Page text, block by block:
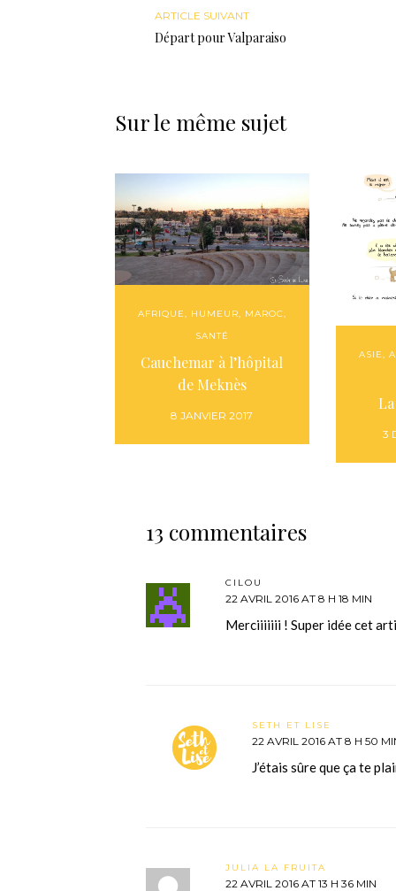
ARTICLE SUIVANT
Départ pour Valparaiso
Sur le même sujet
AFRIQUE, HUMEUR, MAROC,
SANTÉ
Cauchemar à l’hôpital
de Meknès
8 JANVIER 2017
ASIE,
3
13 commentaires
CILOU
22 AVRIL 2016 AT 8 H 18 MIN
Merciiiiiii ! Super idée cet
SETH ET LISE
22 AVRIL 2016 AT 8 H 50
J’étais sûre que ça te
JULIA LA FRUITA
22 AVRIL 2016 AT 13 H 36 MIN